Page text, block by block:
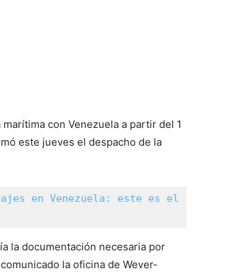
con Venezuela a partir del 1
este jueves el despacho de la
en Venezuela: este es el
la documentación necesaria por
la oficina de Wever-